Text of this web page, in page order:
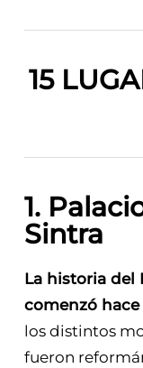
15
1.
Sintra
La historia del
comenzó
los distintos
fueron